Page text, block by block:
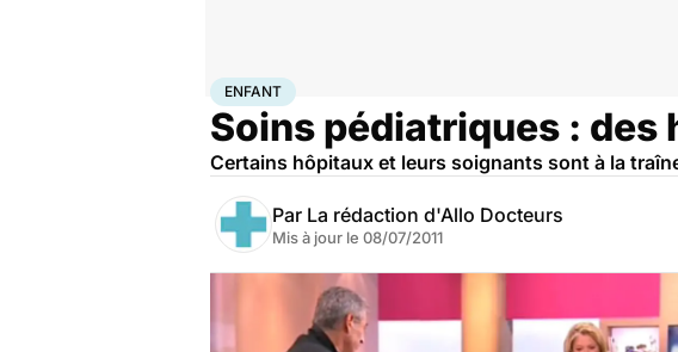
AccueilFamille
ENFANT
Soins pédiatriques : des
Certains hôpitaux et leurs soignants sont à la
Par La rédaction d'Allo Docteurs
Mis à jour le 08/07/2011